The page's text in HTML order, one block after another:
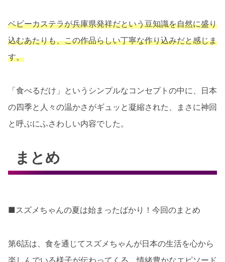
ベビーカステラが兵庫県発祥だという豆知識を自然に盛り
込むあたりも、この作品らしい丁寧な作り込みだと感じま
す。
「食べるだけ」というシンプルなコンセプトの中に、日本
の四季と人々の温かさがギュッと凝縮された、まさに神回
と呼ぶにふさわしい内容でした。
まとめ
■スズメちゃんの夏は始まったばかり！今回のまとめ
第6話は、食を通じてスズメちゃんが日本の生活を心から
楽しんでいる様子が伝わってくる、情緒豊かなエピソード